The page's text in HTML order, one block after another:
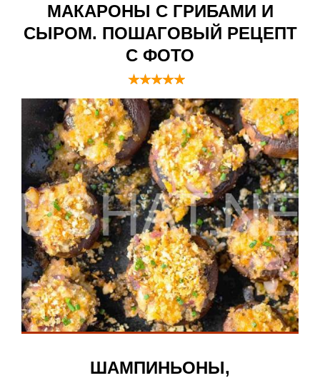
МАКАРОНЫ С ГРИБАМИ И
СЫРОМ. ПОШАГОВЫЙ РЕЦЕПТ
С ФОТО
ШАМПИНЬОНЫ,